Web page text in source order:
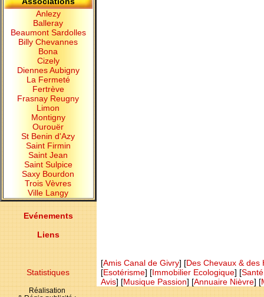
Anlezy
Balleray
Beaumont Sardolles
Billy Chevannes
Bona
Cizely
Diennes Aubigny
La Fermeté
Fertrève
Frasnay Reugny
Limon
Montigny
Ourouër
St Benin d'Azy
Saint Firmin
Saint Jean
Saint Sulpice
Saxy Bourdon
Trois Vèvres
Ville Langy
Evénements
Liens
Statistiques
[Amis Canal de Givry] [Des Chevaux & des
[Esotérisme] [Immobilier Ecologique] [
Avis] [Musique Passion] [Annuaire Nièvre] [
Réalisation